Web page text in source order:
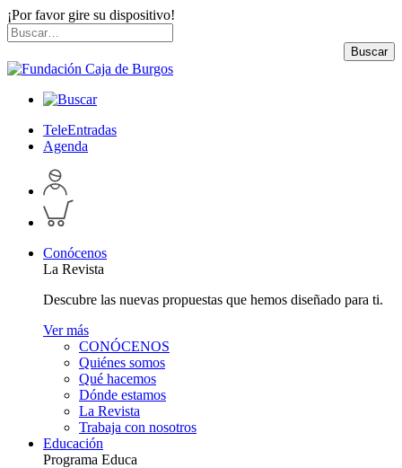
¡Por favor gire su dispositivo!
Skip
to
content
Buscar
por:
Buscar
TeleEntradas
Agenda
Acceder
a
perfil
personal
Inspeccionar
carrito
Conócenos
La Revista
Descubre las nuevas propuestas que hemos diseñado para ti.
Ver más
CONÓCENOS
Quiénes somos
Qué hacemos
Dónde estamos
La Revista
Trabaja con nosotros
Educación
Programa Educa